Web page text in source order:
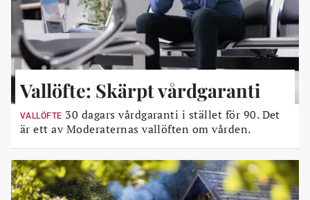
Vallöfte: Skärpt vårdgaranti
VALLÖFTE 30 dagars vårdgaranti i stället för 90. Det
är ett av Moderaternas vallöften om vården.